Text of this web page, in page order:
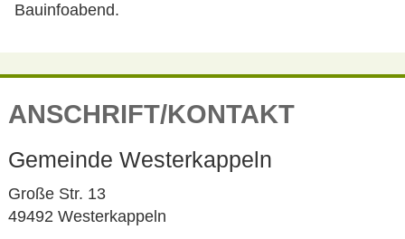
Bauinfoabend.
ANSCHRIFT/KONTAKT
Gemeinde Westerkappeln
Große Str. 13
49492 Westerkappeln